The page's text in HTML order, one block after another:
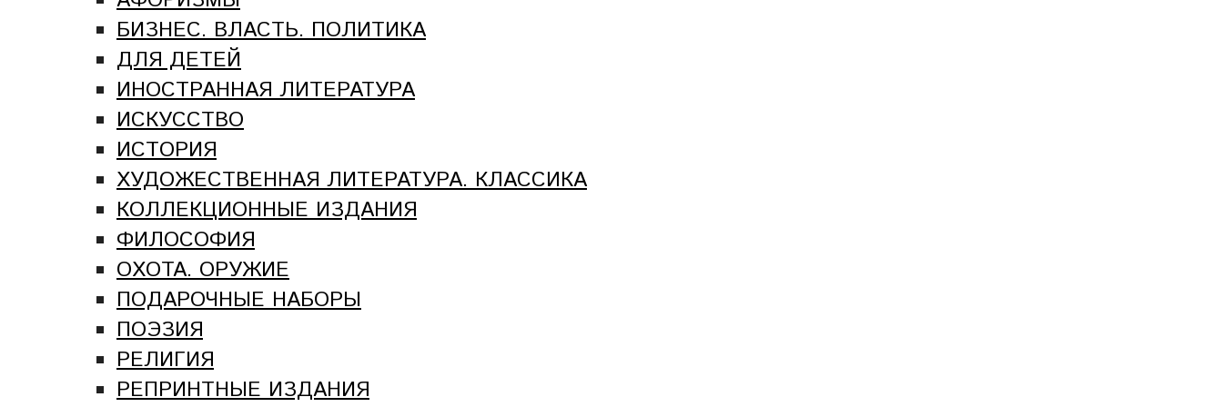
БИЗНЕС. ВЛАСТЬ. ПОЛИТИКА
ДЛЯ ДЕТЕЙ
ИНОСТРАННАЯ ЛИТЕРАТУРА
ИСКУССТВО
ИСТОРИЯ
ХУДОЖЕСТВЕННАЯ ЛИТЕРАТУРА. КЛАССИКА
КОЛЛЕКЦИОННЫЕ ИЗДАНИЯ
ФИЛОСОФИЯ
ОХОТА. ОРУЖИЕ
ПОДАРОЧНЫЕ НАБОРЫ
ПОЭЗИЯ
РЕЛИГИЯ
РЕПРИНТНЫЕ ИЗДАНИЯ